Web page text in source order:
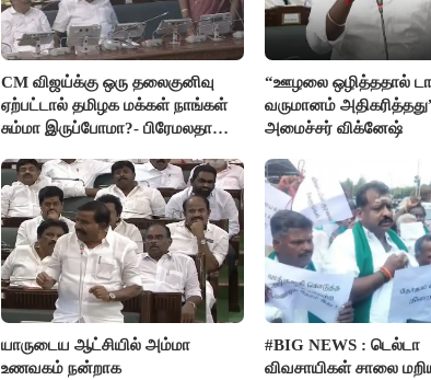
CM விஜய்க்கு ஒரு தலைகுனிவு
ஏற்பட்டால் தமிழக மக்கள் நாங்கள்
சும்மா இருப்போமா?- பிரேமலதா
“ஊழலை ஒழித்ததால்
வருமானம்
அமைச்சர் விக்னேஷ்
யாருடைய ஆட்சியில் அம்மா
உணவகம் நன்றாக
#BIG NEWS : டெல்டா
விவசாயிகள் சாலை